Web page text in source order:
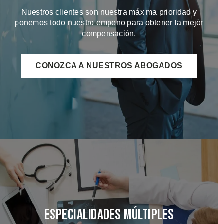
Nuestros clientes son nuestra máxima prioridad y
ponemos todo nuestro empeño para obtener la mejor
compensación.
CONOZCA A NUESTROS ABOGADOS
Especialidades Múltiples